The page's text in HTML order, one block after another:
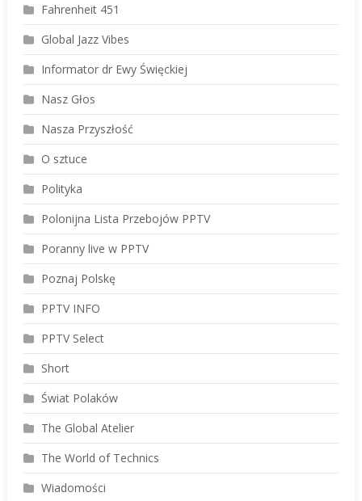
Fahrenheit 451
Global Jazz Vibes
Informator dr Ewy Święckiej
Nasz Głos
Nasza Przyszłość
O sztuce
Polityka
Polonijna Lista Przebojów PPTV
Poranny live w PPTV
Poznaj Polskę
PPTV INFO
PPTV Select
Short
Świat Polaków
The Global Atelier
The World of Technics
Wiadomości